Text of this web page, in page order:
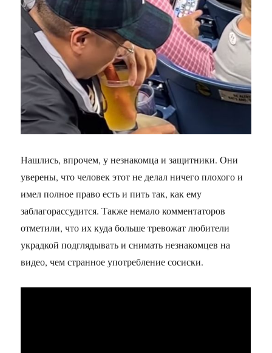
Нашлись, впрочем, у незнакомца и защитники. Они
уверены, что человек этот не делал ничего плохого и
имел полное право есть и пить так, как ему
заблагорассудится. Также немало комментаторов
отметили, что их куда больше тревожат любители
украдкой подглядывать и снимать незнакомцев на
видео, чем странное употребление сосиски.